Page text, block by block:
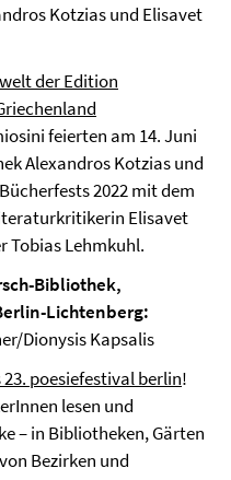
Kotzias und Elisavet
der Edition
feierten am 14. Juni
Alexandros Kotzias und
2022 mit dem
Elisavet
Tobias Lehmkuhl.
Bibliothek,
Lichtenberg:
Dionysis Kapsalis
poesiefestival berlin!
lesen und
– in Bibliotheken, Gärten
Bezirken und